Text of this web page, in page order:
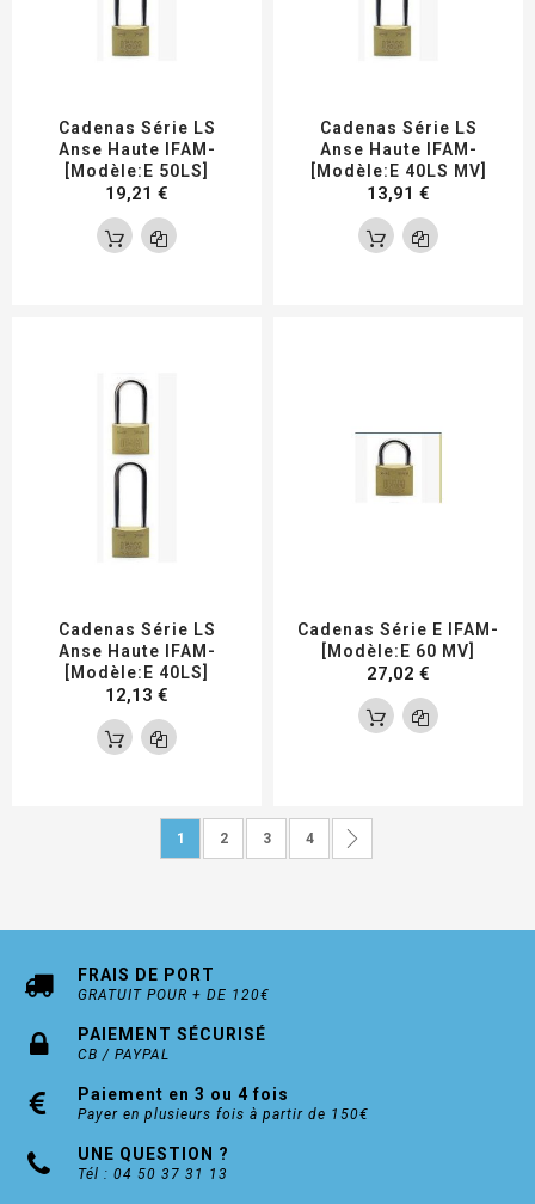
Cadenas Série LS
Anse Haute IFAM-
[Modèle:E 50LS]
19,21 €
Cadenas Série LS
Anse Haute IFAM-
[Modèle:E 40LS MV]
13,91 €
Cadenas Série LS
Anse Haute IFAM-
[Modèle:E 40LS]
12,13 €
Cadenas Série E IFAM-
[Modèle:E 60 MV]
27,02 €
Vous lisez actuellement la page
1 Page
2 Page
3 Page
4
FRAIS DE PORT
GRATUIT POUR + DE 120€
PAIEMENT SÉCURISÉ
CB / PAYPAL
Paiement en 3 ou 4 fois
Payer en plusieurs fois à partir de 150€
UNE QUESTION ?
Tél : 04 50 37 31 13